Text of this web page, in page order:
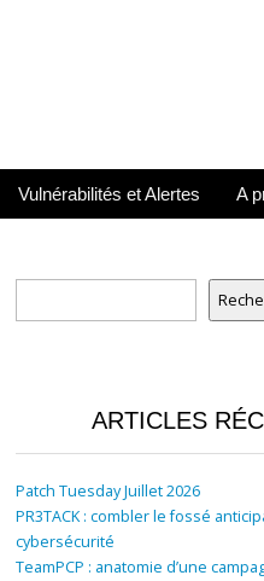
Vulnérabilités et Alertes A
ARTICLES
Patch Tuesday Juillet 2026
PR3TACK : combler le fossé
cybersécurité
TeamPCP : anatomie d’une